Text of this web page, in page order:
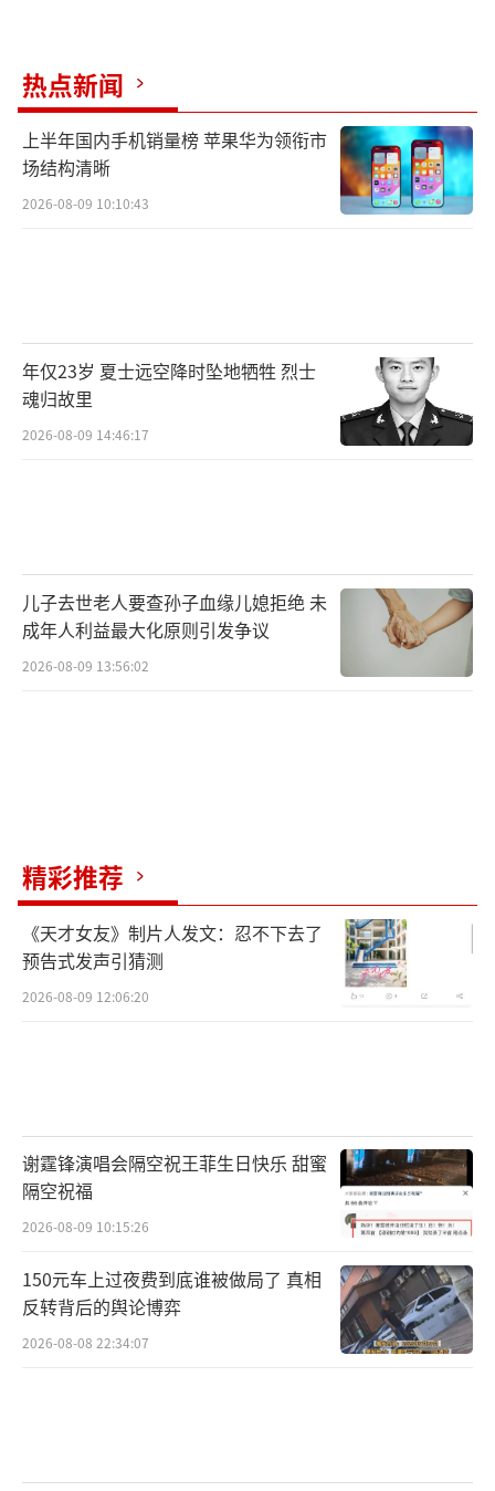
热点新闻
上半年国内手机销量榜 苹果华为领衔市
场结构清晰
2026-08-09 10:10:43
年仅23岁 夏士远空降时坠地牺牲 烈士
魂归故里
2026-08-09 14:46:17
儿子去世老人要查孙子血缘儿媳拒绝 未
成年人利益最大化原则引发争议
2026-08-09 13:56:02
精彩推荐
《天才女友》制片人发文：忍不下去了
预告式发声引猜测
2026-08-09 12:06:20
谢霆锋演唱会隔空祝王菲生日快乐 甜蜜
隔空祝福
2026-08-09 10:15:26
150元车上过夜费到底谁被做局了 真相
反转背后的舆论博弈
2026-08-08 22:34:07